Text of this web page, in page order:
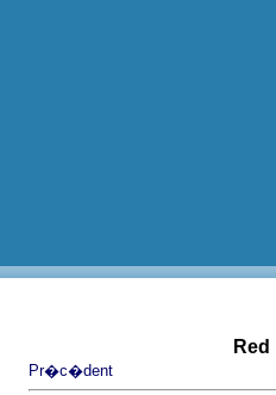
Pr�c�dent